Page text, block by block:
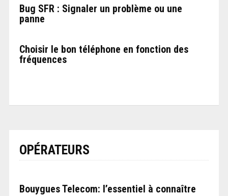
Bug SFR : Signaler un problème ou une
panne
Choisir le bon téléphone en fonction des
fréquences
OPÉRATEURS
Bouygues Telecom: l’essentiel à connaître